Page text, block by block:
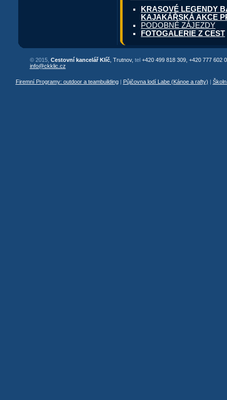
KRASOVÉ LEGENDY
KAJAKÁŘSKÁ AKCE
PODOBNÉ ZÁJEZDY
FOTOGALERIE Z CEST
© 2015, Cestovní kancelář Klíč, Trutnov, tel +420 499 818 309, +420 777 602
info@ckklic.cz
Firemní Programy: outdoor a teambuilding| Půjčovna lodí Labe (Kánoe a rafty)